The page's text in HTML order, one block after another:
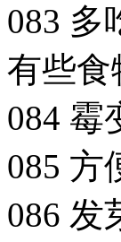
083 多
有些食
084 霉
085 方
086 发